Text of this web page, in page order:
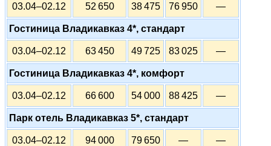
03.04–02.12 52 650 38 475 76 950 —
Гостиница Владикавказ 4*, стандарт
03.04–02.12 63 450 49 725 83 025 —
Гостиница Владикавказ 4*, комфорт
03.04–02.12 66 600 54 000 88 425 —
Парк отель Владикавказ 5*, стандарт
03.04–02.12 94 000 79 650 — —